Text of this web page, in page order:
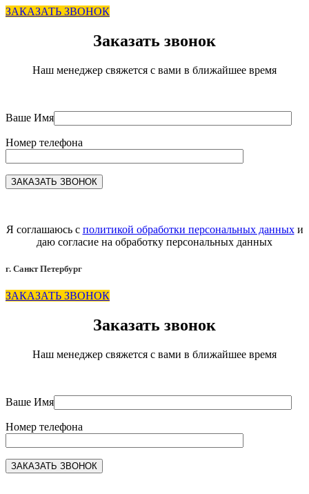
ЗАКАЗАТЬ ЗВОНОК
Заказать звонок
Наш менеджер свяжется с вами в ближайшее время
Ваше Имя
Номер телефона
Я соглашаюсь с политикой обработки персональных данныхи
даю согласие на обработку персональных данных
г. Санкт Петербург
ЗАКАЗАТЬ ЗВОНОК
Заказать звонок
Наш менеджер свяжется с вами в ближайшее время
Ваше Имя
Номер телефона